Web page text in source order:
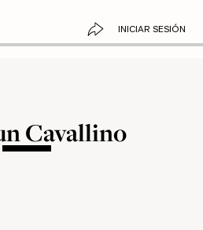
INICIAR SESIÓN
Cavallino